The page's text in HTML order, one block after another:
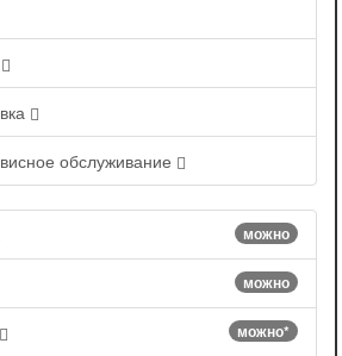
обслуживание
можно
можно
можно*